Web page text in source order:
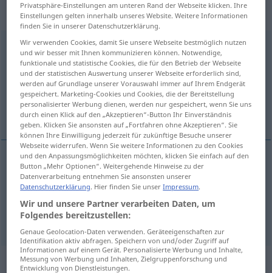
„fifre“: masculin
fifre [fifʀ]m
Übersicht aller Übersetzungen
(Für mehr Details die Übersetzung anklicken/antippen)
Querpfeife Querpfeifer
Querpfeifef fifreflûte
Querpfeiferm fifrejoueur
Synonyme für "fifre"
Privatsphäre-Einstellungen am unteren Rand der Webseite klicken. Ihre
Einstellungen gelten innerhalb unseres Website. Weitere Informationen
finden Sie in unserer Datenschutzerklärung.
Wir verwenden Cookies, damit Sie unsere Webseite bestmöglich nutzen
und wir besser mit Ihnen kommunizieren können. Notwendige,
funktionale und statistische Cookies, die für den Betrieb der Webseite
und der statistischen Auswertung unserer Webseite erforderlich sind,
werden auf Grundlage unserer Vorauswahl immer auf Ihrem Endgerät
gespeichert. Marketing-Cookies und Cookies, die der Bereitstellung
personalisierter Werbung dienen, werden nur gespeichert, wenn Sie uns
durch einen Klick auf den „Akzeptieren“-Button Ihr Einverständnis
geben. Klicken Sie ansonsten auf „Fortfahren ohne Akzeptieren“. Sie
können Ihre Einwilligung jederzeit für zukünftige Besuche unserer
Webseite widerrufen. Wenn Sie weitere Informationen zu den Cookies
und den Anpassungsmöglichkeiten möchten, klicken Sie einfach auf den
Button „Mehr Optionen“. Weitergehende Hinweise zu der
Datenverarbeitung entnehmen Sie ansonsten unserer
Datenschutzerklärung. Hier finden Sie unserImpressum.
Wir und unsere Partner verarbeiten Daten, um
Folgendes bereitzustellen:
Genaue Geolocation-Daten verwenden. Geräteeigenschaften zur
Identifikation aktiv abfragen. Speichern von und/oder Zugriff auf
Informationen auf einem Gerät. Personalisierte Werbung und Inhalte,
Messung von Werbung und Inhalten, Zielgruppenforschung und
Entwicklung von Dienstleistungen.